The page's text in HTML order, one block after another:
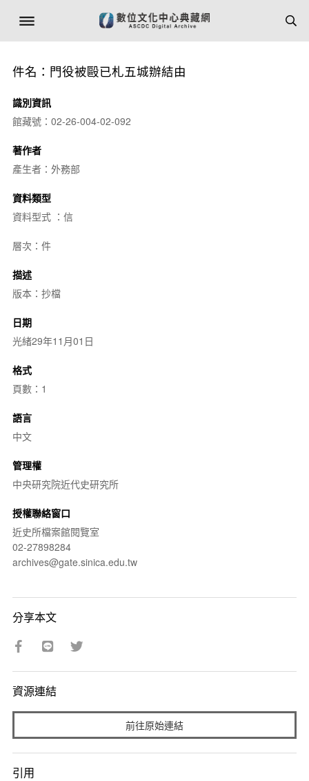
件名：門役被毆已札五城辦結由
識別資訊
館藏號：02-26-004-02-092
著作者
產生者：外務部
資料類型
資料型式 ：信
層次：件
描述
版本：抄檔
日期
光緒29年11月01日
格式
頁數：1
語言
中文
管理權
中央研究院近代史研究所
授權聯絡窗口
近史所檔案館閱覽室
02-27898284
archives@gate.sinica.edu.tw
分享本文
資源連結
前往原始連結
引用